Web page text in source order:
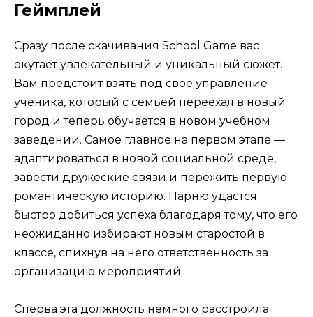
Геймплей
Сразу после скачивания School Game вас
окутает увлекательный и уникальный сюжет.
Вам предстоит взять под свое управление
ученика, который с семьей переехал в новый
город и теперь обучается в новом учебном
заведении. Самое главное на первом этапе —
адаптироваться в новой социальной среде,
завести дружеские связи и пережить первую
романтическую историю. Парню удастся
быстро добиться успеха благодаря тому, что его
неожиданно избирают новым старостой в
классе, спихнув на него ответственность за
организацию мероприятий.
Сперва эта должность немного расстроила